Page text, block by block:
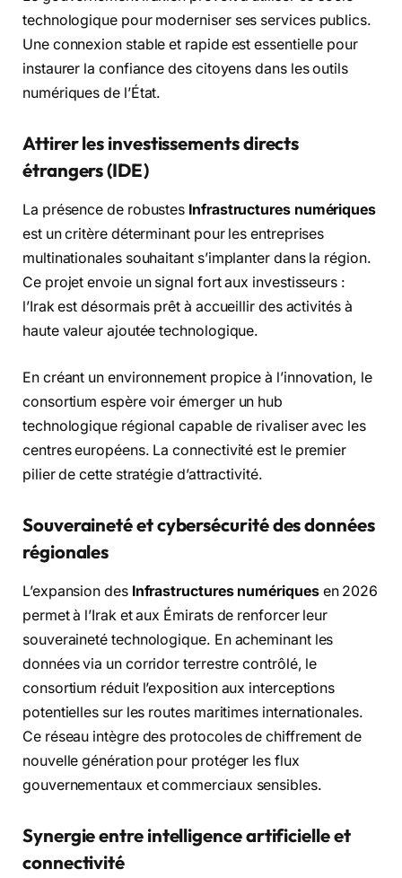
technologique pour moderniser ses services publics.
Une connexion stable et rapide est essentielle pour
instaurer la confiance des citoyens dans les outils
numériques de l’État.
Attirer les investissements directs
étrangers (IDE)
La présence de robustes Infrastructures numériques
est un critère déterminant pour les entreprises
multinationales souhaitant s’implanter dans la région.
Ce projet envoie un signal fort aux investisseurs :
l’Irak est désormais prêt à accueillir des activités à
haute valeur ajoutée technologique.
En créant un environnement propice à l’innovation, le
consortium espère voir émerger un hub
technologique régional capable de rivaliser avec les
centres européens. La connectivité est le premier
pilier de cette stratégie d’attractivité.
Souveraineté et cybersécurité des données
régionales
L’expansion des Infrastructures numériquesen 2026
permet à l’Irak et aux Émirats de renforcer leur
souveraineté technologique. En acheminant les
données via un corridor terrestre contrôlé, le
consortium réduit l’exposition aux interceptions
potentielles sur les routes maritimes internationales.
Ce réseau intègre des protocoles de chiffrement de
nouvelle génération pour protéger les flux
gouvernementaux et commerciaux sensibles.
Synergie entre intelligence artificielle et
connectivité